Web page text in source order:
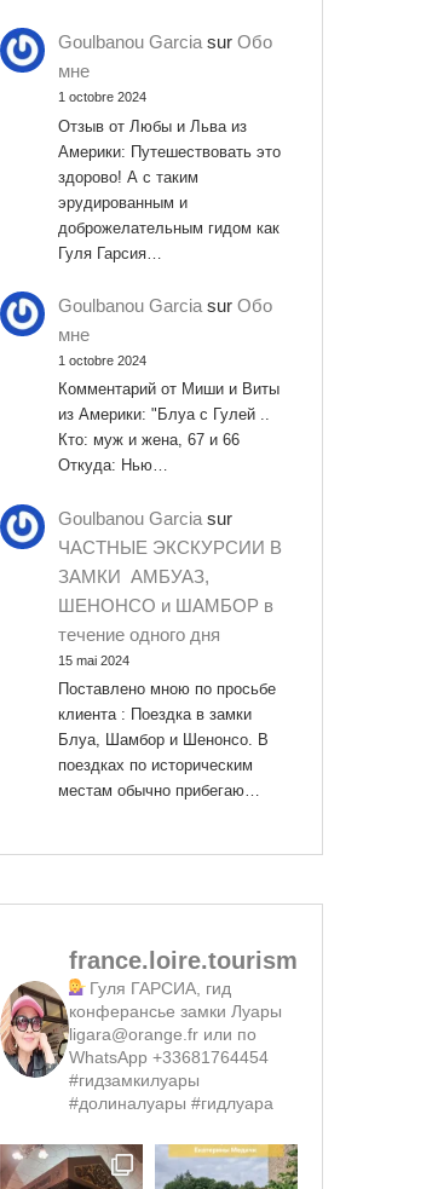
Goulbanou Garcia surОбо
мне
1 octobre 2024
Отзыв от Любы и Льва из
Америки: Путешествовать это
здорово! А с таким
эрудированным и
доброжелательным гидом как
Гуля Гарсия…
Goulbanou Garcia surОбо
мне
1 octobre 2024
Комментарий от Миши и Виты
из Америки: "Блуа с Гулей ..
Кто: муж и жена, 67 и 66
Откуда: Нью…
Goulbanou Garcia sur
ЧАСТНЫЕ ЭКСКУРСИИ В
ЗАМКИ АМБУАЗ,
ШЕНОНСО и ШАМБОР в
течение одного дня
15 mai 2024
Поставлено мною по просьбе
клиента : Поездка в замки
Блуа, Шамбор и Шенонсо. В
поездках по историческим
местам обычно прибегаю…
france.loire.tourism
Гуля ГАРСИА, гид
конферансье замки Луары
ligara@orange.fr или по
WhatsApp +33681764454
#гидзамкилуары
#долиналуары #гидлуара